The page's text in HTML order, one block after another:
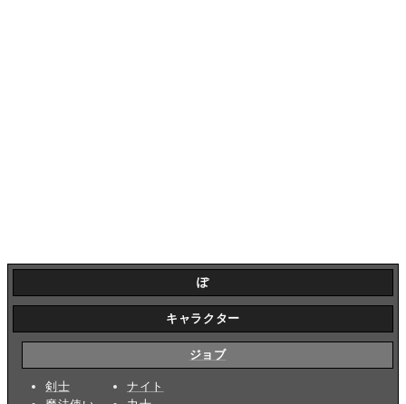
ぽ
キャラクター
ジョブ
剣士
ナイト